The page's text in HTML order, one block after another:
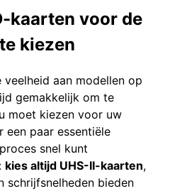
kaarten voor de
kiezen
aan modellen op
gemakkelijk om te
moet kiezen voor uw
een paar essentiële
snel kunt
kies altijd UHS-II-kaarten,
schrijfsnelheden bieden